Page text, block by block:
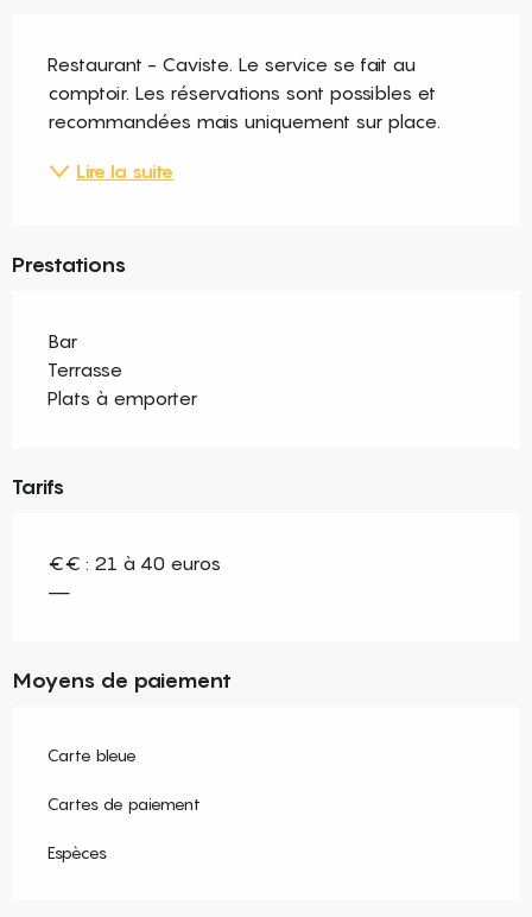
Restaurant - Caviste. Le service se fait au
comptoir. Les réservations sont possibles et
recommandées mais uniquement sur place.
Lire la suite
Prestations
Bar
Terrasse
Plats à emporter
Tarifs
€€ : 21 à 40 euros
—
Moyens de paiement
Carte bleue
Cartes de paiement
Espèces